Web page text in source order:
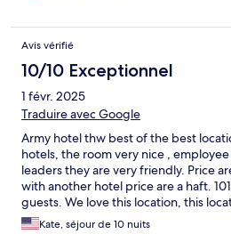
Avis vérifié
10/10 Exceptionnel
1 févr. 2025
Traduire avec Google
Army hotel thw best of the best
hotels, the room very nice ,
leaders they are very friendly. Price
with another hotel price are a haft.
guests. We love this location, this
capital, 4 minutes to Hoan Kiếm lake ,
Kate, séjour de 10 nuits